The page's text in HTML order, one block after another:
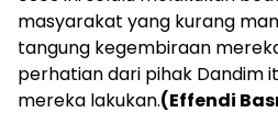
masyarakat yang kurang
tangung kegembiraan
perhatian dari pihak Dandim
mereka lakukan.(Effendi